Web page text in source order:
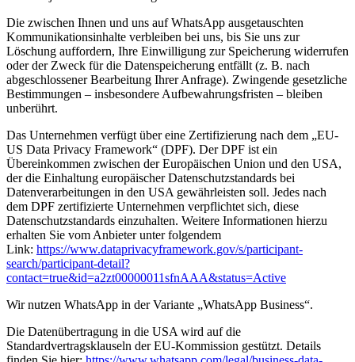
Die zwischen Ihnen und uns auf WhatsApp ausgetauschten
Kommunikationsinhalte verbleiben bei uns, bis Sie uns zur
Löschung auffordern, Ihre Einwilligung zur Speicherung widerrufen
oder der Zweck für die Datenspeicherung entfällt (z. B. nach
abgeschlossener Bearbeitung Ihrer Anfrage). Zwingende gesetzliche
Bestimmungen – insbesondere Aufbewahrungsfristen – bleiben
unberührt.
Das Unternehmen verfügt über eine Zertifizierung nach dem „EU-
US Data Privacy Framework“ (DPF). Der DPF ist ein
Übereinkommen zwischen der Europäischen Union und den USA,
der die Einhaltung europäischer Datenschutzstandards bei
Datenverarbeitungen in den USA gewährleisten soll. Jedes nach
dem DPF zertifizierte Unternehmen verpflichtet sich, diese
Datenschutzstandards einzuhalten. Weitere Informationen hierzu
erhalten Sie vom Anbieter unter folgendem
Link: https://www.dataprivacyframework.gov/s/participant-
search/participant-detail?
contact=true&id=a2zt00000011sfnAAA&status=Active
Wir nutzen WhatsApp in der Variante „WhatsApp Business“.
Die Datenübertragung in die USA wird auf die
Standardvertragsklauseln der EU-Kommission gestützt. Details